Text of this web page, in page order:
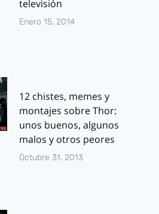
televisión
Enero 15, 2014
12 chistes, memes y
montajes sobre Thor:
unos buenos, algunos
malos y otros peores
Octubre 31, 2013